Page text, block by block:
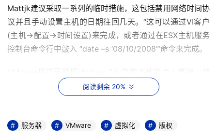
Mattjk建议采取一系列的临时措施，这包括禁用网络时间协
议并且手动设置主机的日期往回几天。“这可以通过VI客户
(主机->配置->时间设置)来完成，或者通过在ESX主机服务
控制台命令行中敲入 “date –s ‘08/10/2008’”命令来完成。
在星期二的早上，下载链接上显示“暂时不可用”。
ESXi 3.5的这个漏洞被发现，”公司的新闻发言人在一封邮
阅读剩余 20%
服务器 VMware 虚拟化 版权